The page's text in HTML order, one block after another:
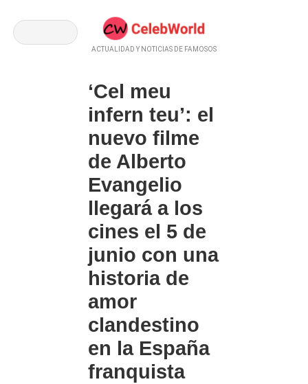
ACTUALIDAD Y NOTICIAS DE FAMOSOS
‘Cel meu
infern teu’: el
nuevo filme
de Alberto
Evangelio
llegará a los
cines el 5 de
junio con una
historia de
amor
clandestino
en la España
franquista